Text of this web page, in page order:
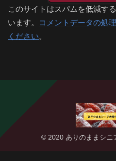
このサイトはスパムを低減す
います。
コメントデータの処
ください。
© 2020 ありのままシニ